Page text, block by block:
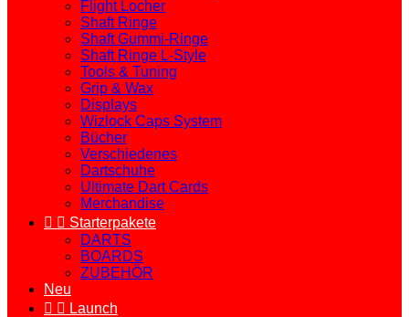
Flight Locher
Shaft Ringe
Shaft Gummi-Ringe
Shaft Ringe L-Style
Tools & Tuning
Grip & Wax
Displays
Wizlock Caps System
Bücher
Verschiedenes
Dartschuhe
Ultimate Dart Cards
Merchandise
  Starterpakete
DARTS
BOARDS
ZUBEHÖR
Neu
  Launch